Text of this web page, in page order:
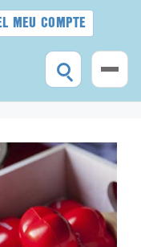
MEU COMPTE